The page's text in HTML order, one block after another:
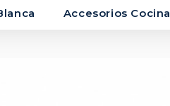
Accesorios Cocina